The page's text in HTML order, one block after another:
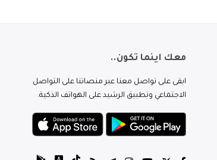
معك اينما تكون..
ابقى على تواصل معنا عبر منصاتنا على التواصل
الاجتماعي وتطبيق الرشيد على الهواتف الذكية.